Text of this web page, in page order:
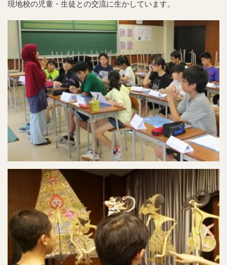
現地校の児童・生徒との交流に生かしています。